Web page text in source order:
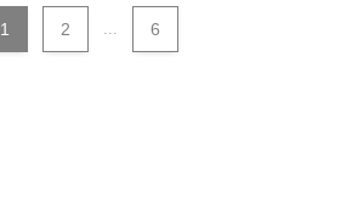
1 2 6